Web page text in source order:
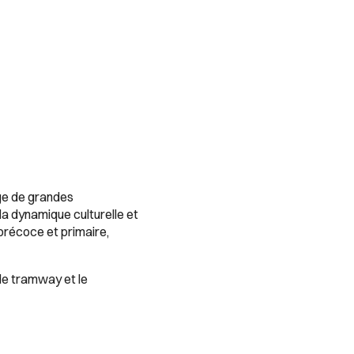
de grandes
dynamique culturelle et
et primaire,
tramway et le